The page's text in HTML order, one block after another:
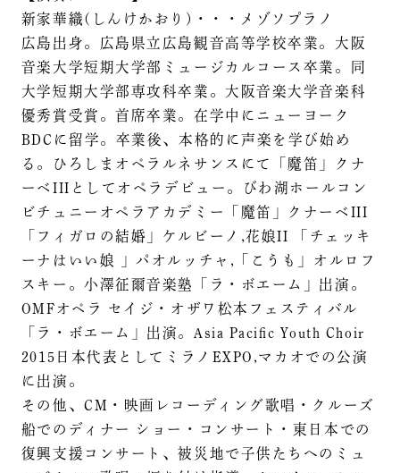
新家華織(しんけかおり)・・・メゾソプラノ
広島出身。広島県立広島観音高等学校卒業。大阪
音楽大学短期大学部ミュージカルコース卒業。同
大学短期大学部専攻科卒業。大阪音楽大学音楽科
優秀賞受賞。首席卒業。在学中にニューヨーク
BDCに留学。卒業後、本格的に声楽を学び始め
る。ひろしまオペラルネサンスにて「魔笛」クナ
ーベIIIとしてオペラデビュー。びわ湖ホールコン
ビチュニーオペラアカデミー「魔笛」クナーベIII
「フィガロの結婚」ケルビーノ,花娘II 「チェッキ
ーナはいい娘 」パオルッチャ,「こうも」オルロフ
スキー。小澤征爾音楽塾「ラ・ボエーム」出演。
OMFオペラ セイジ・オザワ松本フェスティバル
「ラ・ボエーム」出演。Asia Pacific Youth Choir
2015日本代表としてミラノEXPO,マカオでの公演
に出演。
その他、CM・映画レコーディング歌唱・クルーズ
船でのディナー ショー・コンサート・東日本での
復興支援コンサート、被災地で子供たちへのミュ